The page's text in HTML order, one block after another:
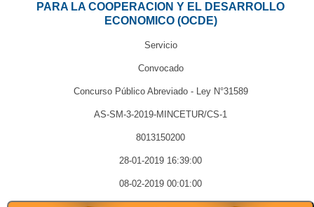
PARA LA COOPERACION Y EL DESARROLLO
ECONOMICO (OCDE)
Servicio
Convocado
Concurso Público Abreviado - Ley N°31589
AS-SM-3-2019-MINCETUR/CS-1
8013150200
28-01-2019 16:39:00
08-02-2019 00:01:00